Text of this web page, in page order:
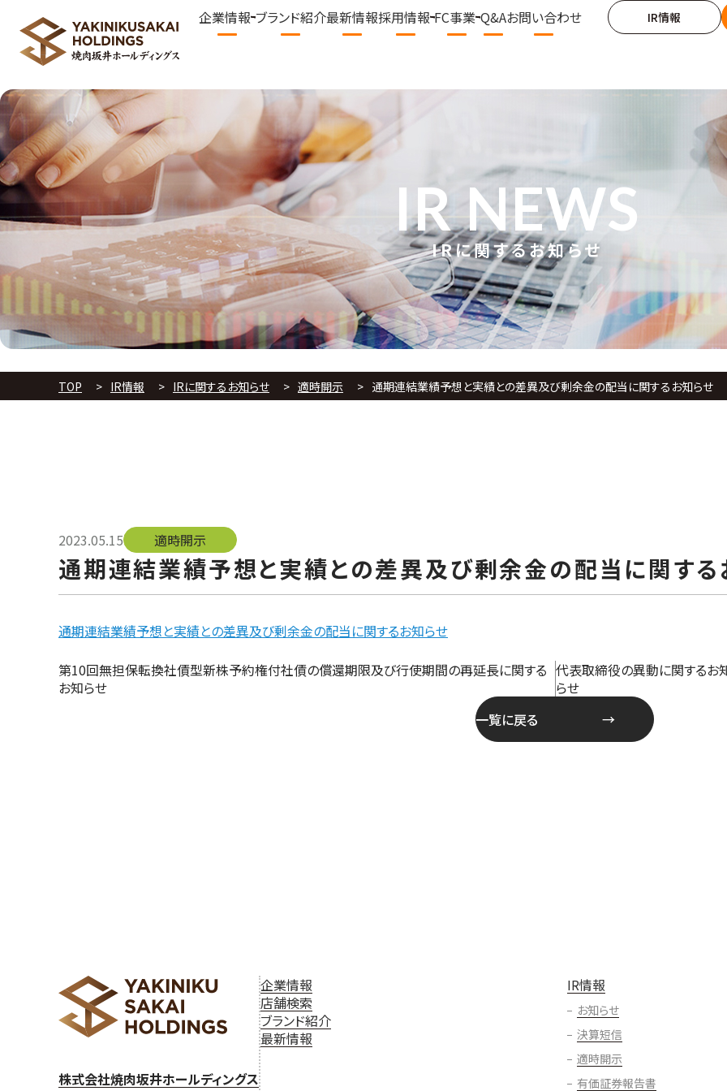
企業情報 ブランド紹介最新情報採用情報 FC事業 Q&Aお問い合わせ IR情報
IRに関するお知らせ
IR NEWS
TOP IR情報 IRに関するお知らせ 適時開示 通期連結業績予想と実績との差異及び剰余金の配当に関するお知らせ
2023.05.15 適時開示
通期連結業績予想と実績との差異及び剰余金の配当に関する
通期連結業績予想と実績との差異及び剰余金の配当に関するお知らせ
投
稿
第10回無担保転換社債型新株予約権付社債の償還期限及び行使期間の再延長に関する
お知らせ
代表取締役の異動に関するお
らせ
一覧に戻る
株式会社焼肉坂井ホールディングス
企業情報
店舗検索
ブランド紹介
最新情報
IR情報
お知らせ
決算短信
適時開示
有価証券報告書